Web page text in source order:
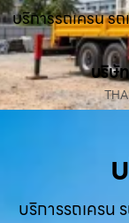
บริการรถเครน ร
บริษั
บริการรถเครน